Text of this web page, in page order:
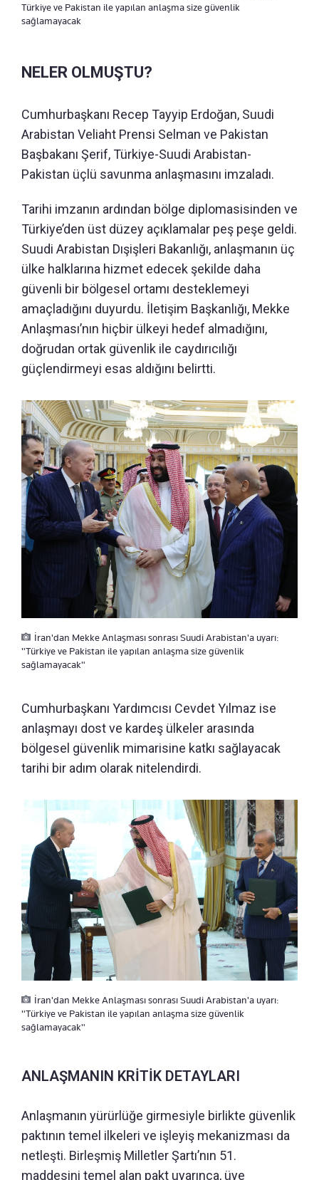
Türkiye ve Pakistan ile yapılan anlaşma size güvenlik
sağlamayacak
NELER OLMUŞTU?
Cumhurbaşkanı Recep Tayyip Erdoğan, Suudi
Arabistan Veliaht Prensi Selman ve Pakistan
Başbakanı Şerif, Türkiye-Suudi Arabistan-
Pakistan üçlü savunma anlaşmasını imzaladı.
Tarihi imzanın ardından bölge diplomasisinden ve
Türkiye’den üst düzey açıklamalar peş peşe geldi.
Suudi Arabistan Dışişleri Bakanlığı, anlaşmanın üç
ülke halklarına hizmet edecek şekilde daha
güvenli bir bölgesel ortamı desteklemeyi
amaçladığını duyurdu. İletişim Başkanlığı, Mekke
Anlaşması’nın hiçbir ülkeyi hedef almadığını,
doğrudan ortak güvenlik ile caydırıcılığı
güçlendirmeyi esas aldığını belirtti.
İran'dan Mekke Anlaşması sonrası Suudi Arabistan'a uyarı:
"Türkiye ve Pakistan ile yapılan anlaşma size güvenlik
sağlamayacak"
Cumhurbaşkanı Yardımcısı Cevdet Yılmaz ise
anlaşmayı dost ve kardeş ülkeler arasında
bölgesel güvenlik mimarisine katkı sağlayacak
tarihi bir adım olarak nitelendirdi.
İran'dan Mekke Anlaşması sonrası Suudi Arabistan'a uyarı:
"Türkiye ve Pakistan ile yapılan anlaşma size güvenlik
sağlamayacak"
ANLAŞMANIN KRİTİK DETAYLARI
Anlaşmanın yürürlüğe girmesiyle birlikte güvenlik
paktının temel ilkeleri ve işleyiş mekanizması da
netleşti. Birleşmiş Milletler Şartı’nın 51.
maddesini temel alan pakt uyarınca, üye